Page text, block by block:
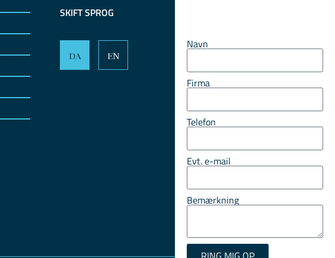
SKIFT SPROG
DA EN
Navn
Firma
Telefon
Evt. e-mail
Bemærkning